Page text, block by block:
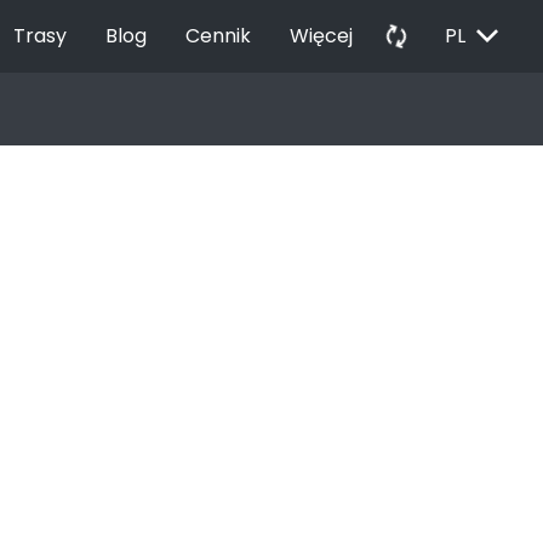
Trasy Blog Cennik Więcej autorenew PL EXPAND_MORE